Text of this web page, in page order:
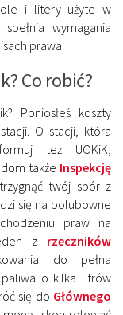
i litery użyte w
wymagania
prawa.
Co robić?
Poniosłeś koszty
O stacji, która
też UOKiK,
także Inspekcję
twój spór z
się na polubowne
praw na
z rzeczników
do pełna
paliwa o kilka litrów
się do Głównego